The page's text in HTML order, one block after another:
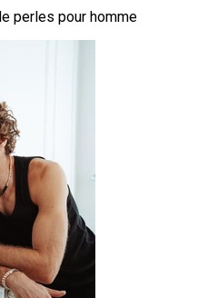
perles pour homme